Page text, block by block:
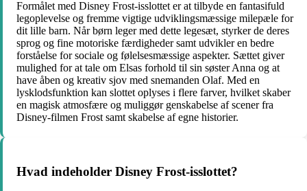
Formålet med Disney Frost-isslottet er at tilbyde en fantasifuld
legoplevelse og fremme vigtige udviklingsmæssige milepæle for
dit lille barn. Når børn leger med dette legesæt, styrker de deres
sprog og fine motoriske færdigheder samt udvikler en bedre
forståelse for sociale og følelsesmæssige aspekter. Sættet giver
mulighed for at tale om Elsas forhold til sin søster Anna og at
have åben og kreativ sjov med snemanden Olaf. Med en
lysklodsfunktion kan slottet oplyses i flere farver, hvilket skaber
en magisk atmosfære og muliggør genskabelse af scener fra
Disney-filmen Frost samt skabelse af egne historier.
Hvad indeholder Disney Frost-isslottet?